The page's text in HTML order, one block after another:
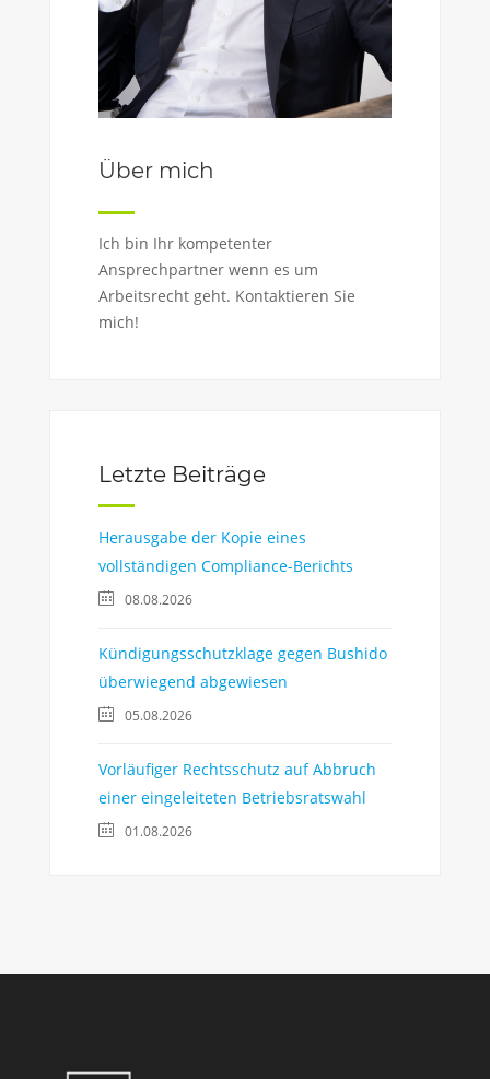
Über mich
Ich bin Ihr kompetenter
Ansprechpartner wenn es um
Arbeitsrecht geht. Kontaktieren Sie
mich!
Letzte Beiträge
Herausgabe der Kopie eines
vollständigen Compliance-Berichts
08.08.2026
Kündigungsschutzklage gegen Bushido
überwiegend abgewiesen
05.08.2026
Vorläufiger Rechtsschutz auf Abbruch
einer eingeleiteten Betriebsratswahl
01.08.2026